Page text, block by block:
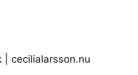
| cecilialarsson.nu